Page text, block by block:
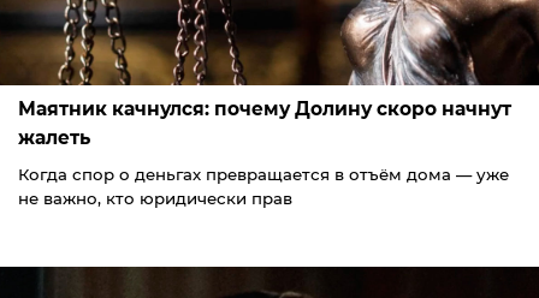
Маятник качнулся: почему Долину скоро начнут
жалеть
Когда спор о деньгах превращается в отъём дома — уже
не важно, кто юридически прав